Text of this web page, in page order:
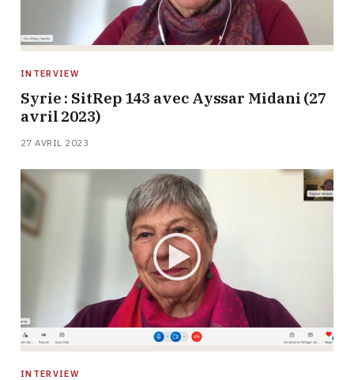
INTERVIEW
Syrie : SitRep 143 avec Ayssar Midani (27
avril 2023)
27 AVRIL 2023
INTERVIEW